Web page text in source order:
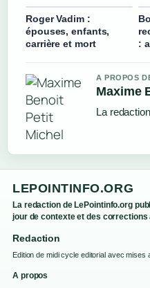
Roger Vadim :
épouses, enfants,
carrière et mort
:
A PROPOS
Maxime
La
LEPOINTINFO.ORG
La redaction de LePointinfo.org
jour de contexte et des
Redaction
Edition de midi cycle editorial avec mises
A propos